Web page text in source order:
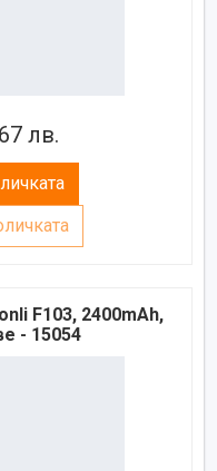
лв.
F103, 2400mAh,
- 15054